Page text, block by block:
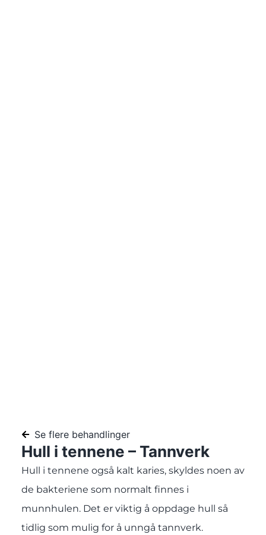
Se flere behandlinger
Hull i tennene – Tannverk
Hull i tennene også kalt karies, skyldes noen av
de bakteriene som normalt finnes i
munnhulen. Det er viktig å oppdage hull så
tidlig som mulig for å unngå tannverk.